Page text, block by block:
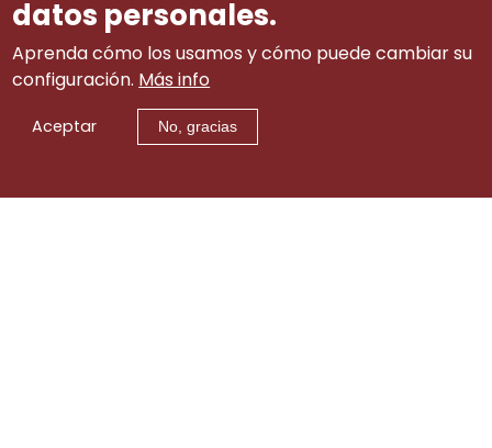
datos personales.
Aprenda cómo los usamos y cómo puede cambiar su
configuración. Más info
Aceptar No, gracias